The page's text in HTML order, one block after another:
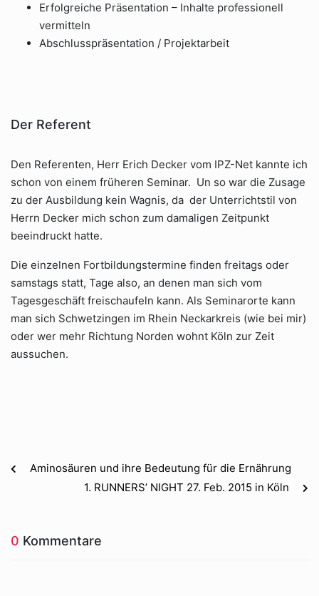
Erfolgreiche Präsentation – Inhalte professionell
vermitteln
Abschlusspräsentation / Projektarbeit
Der Referent
Den Referenten, Herr Erich Decker vom IPZ-Net kannte ich
schon von einem früheren Seminar. Un so war die Zusage
zu der Ausbildung kein Wagnis, da der Unterrichtstil von
Herrn Decker mich schon zum damaligen Zeitpunkt
beeindruckt hatte.
Die einzelnen Fortbildungstermine finden freitags oder
samstags statt, Tage also, an denen man sich vom
Tagesgeschäft freischaufeln kann. Als Seminarorte kann
man sich Schwetzingen im Rhein Neckarkreis (wie bei mir)
oder wer mehr Richtung Norden wohnt Köln zur Zeit
aussuchen.
Aminosäuren und ihre Bedeutung für die Ernährung
1. RUNNERS’ NIGHT 27. Feb. 2015 in Köln
0 Kommentare